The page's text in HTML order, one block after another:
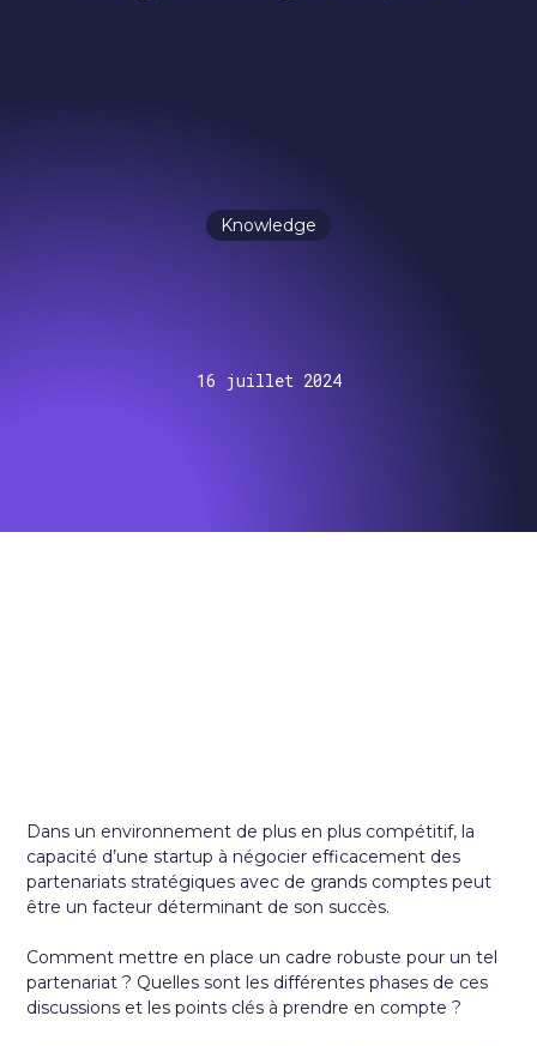
Knowledge
16 juillet 2024
Dans un environnement de plus en plus compétitif, la
capacité d’une startup à négocier efficacement des
partenariats stratégiques avec de grands comptes peut
être un facteur déterminant de son succès.
Comment mettre en place un cadre robuste pour un tel
partenariat ? Quelles sont les différentes phases de ces
discussions et les points clés à prendre en compte ?